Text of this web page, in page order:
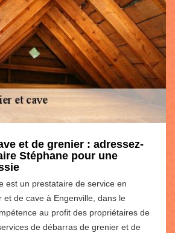
et de grenier : adressez-
Stéphane pour une
est un prestataire de service en
et de cave à Engenville, dans le
au profit des propriétaires de
de débarras de grenier et de